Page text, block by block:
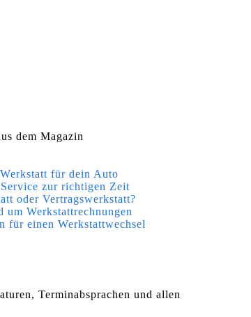
dem Magazin
für dein Auto
zur richtigen Zeit
oder Vertragswerkstatt?
um Werkstattrechnungen
für einen Werkstattwechsel
Terminabsprachen und allen